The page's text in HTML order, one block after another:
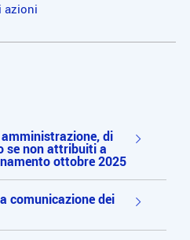
azioni
di
se non attribuiti a
ottobre 2025
comunicazione dei